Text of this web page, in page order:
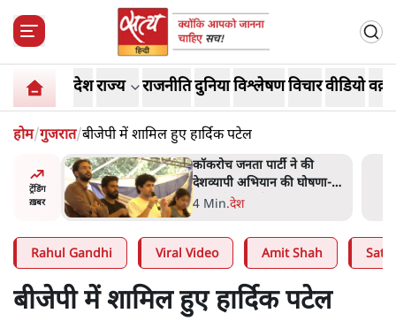
देशराज्य राजनीतिदुनियाविश्लेषणविचारवीडियो
होम/गुजरात/बीजेपी में शामिल हुए हार्दिक पटेल
ट्रेंडिंग
ख़बर
ने
सोरेन का
कॉकरोच जनता पार्टी ने की
देशव्यापी अभियान की घोषणा-
'क्या बोलती पब्लिक'
4 Min.देश
Rahul Gandhi Viral Video Amit Shah
बीजेपी में शामिल हुए हार्दिक पटेल